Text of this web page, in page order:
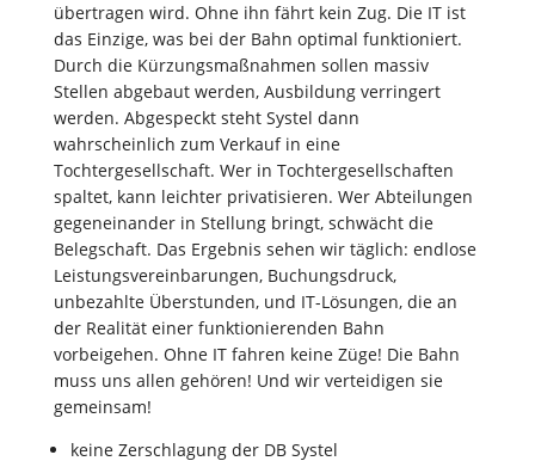
übertragen wird. Ohne ihn fährt kein Zug. Die IT ist
das Einzige, was bei der Bahn optimal funktioniert.
Durch die Kürzungsmaßnahmen sollen massiv
Stellen abgebaut werden, Ausbildung verringert
werden. Abgespeckt steht Systel dann
wahrscheinlich zum Verkauf in eine
Tochtergesellschaft. Wer in Tochtergesellschaften
spaltet, kann leichter privatisieren. Wer Abteilungen
gegeneinander in Stellung bringt, schwächt die
Belegschaft. Das Ergebnis sehen wir täglich: endlose
Leistungsvereinbarungen, Buchungsdruck,
unbezahlte Überstunden, und IT-Lösungen, die an
der Realität einer funktionierenden Bahn
vorbeigehen. Ohne IT fahren keine Züge! Die Bahn
muss uns allen gehören! Und wir verteidigen sie
gemeinsam!
keine Zerschlagung der DB Systel